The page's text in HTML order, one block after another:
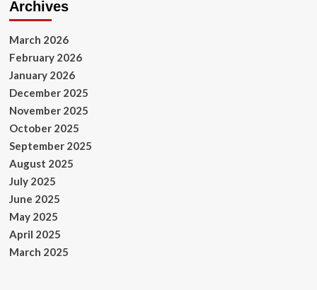
Archives
March 2026
February 2026
January 2026
December 2025
November 2025
October 2025
September 2025
August 2025
July 2025
June 2025
May 2025
April 2025
March 2025